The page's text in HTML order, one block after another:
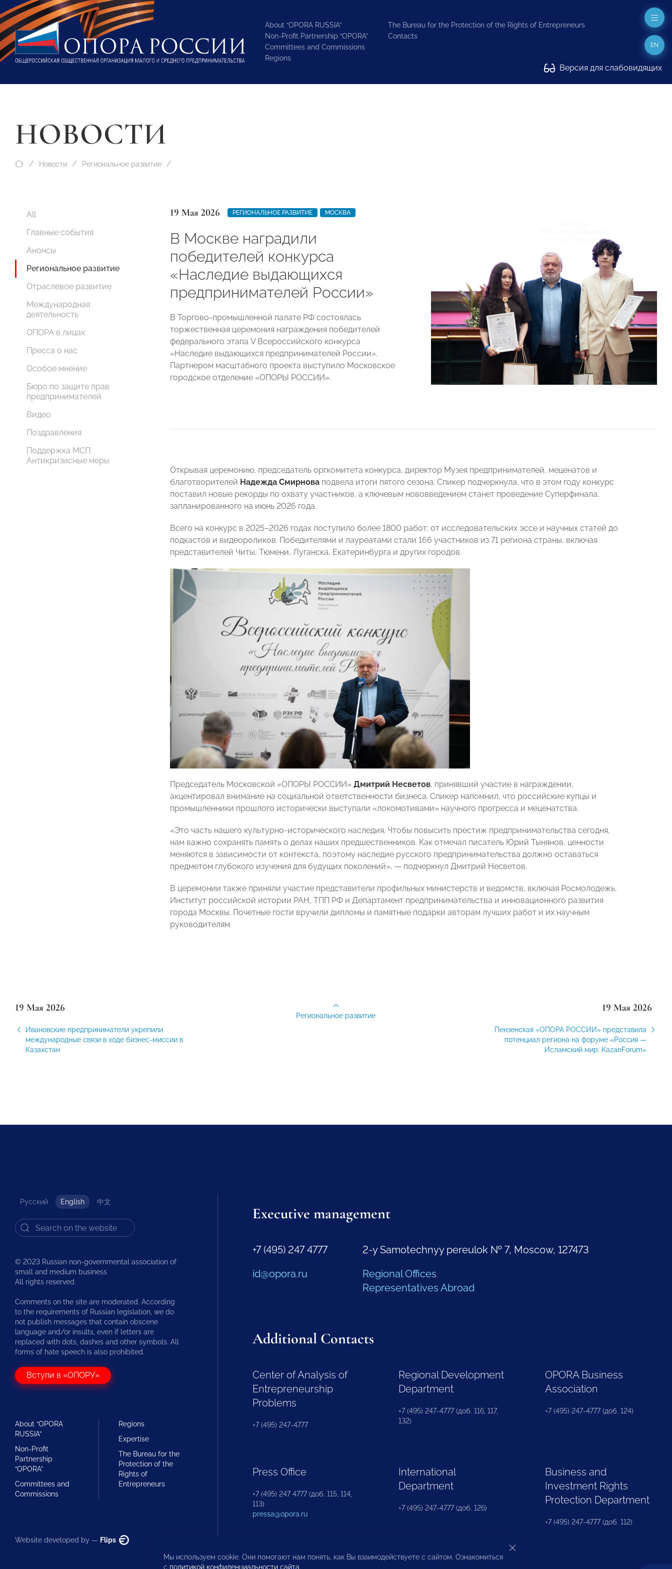
About “OPORA RUSSIA”
Non-Profit Partnership “OPORA”
Committees and Commissions
Regions
The Bureau for the Protection of the Rights of Entrepreneurs
Contacts
Версия для слабовидящих
EN
НОВОСТИ
Новости Региональное развитие
All
Главные события
Анонсы
Региональное развитие
Отраслевое развитие
Международная
деятельность
ОПОРА в лицах
Пресса о нас
Особое мнение
Бюро по защите прав
предпринимателей
Видео
Поздравления
Поддержка МСП.
Антикризисные меры
19 Мая 2026 РЕГИОНАЛЬНОЕ РАЗВИТИЕ МОСКВА
В Москве наградили
победителей конкурса
«Наследие выдающихся
предпринимателей России»
В Торгово-промышленной палате РФ состоялась
торжественная церемония награждения победителей
федерального этапа V Всероссийского конкурса
«Наследие выдающихся предпринимателей России».
Партнером масштабного проекта выступило Московское
городское отделение «ОПОРЫ РОССИИ».
Открывая церемонию, председатель оргкомитета конкурса, директор Музея предпринимателей, меценатов и
благотворителей Надежда Смирнова подвела итоги пятого сезона. Спикер подчеркнула, что в этом году конкурс
поставил новые рекорды по охвату участников, а ключевым нововведением станет проведение Суперфинала,
запланированного на июнь 2026 года.
Всего на конкурс в 2025–2026 годах поступило более 1800 работ: от исследовательских эссе и научных статей до
подкастов и видеороликов. Победителями и лауреатами стали 166 участников из 71 региона страны, включая
представителей Читы, Тюмени, Луганска, Екатеринбурга и других городов.
Председатель Московской «ОПОРЫ РОССИИ» Дмитрий Несветов, принявший участие в награждении,
акцентировал внимание на социальной ответственности бизнеса. Спикер напомнил, что российские купцы и
промышленники прошлого исторически выступали «локомотивами» научного прогресса и меценатства.
«Это часть нашего культурно-исторического наследия. Чтобы повысить престиж предпринимательства сегодня,
нам важно сохранять память о делах наших предшественников. Как отмечал писатель Юрий Тынянов, ценности
меняются в зависимости от контекста, поэтому наследие русского предпринимательства должно оставаться
предметом глубокого изучения для будущих поколений», — подчеркнул Дмитрий Несветов.
В церемонии также приняли участие представители профильных министерств и ведомств, включая Росмолодежь,
Институт российской истории РАН, ТПП РФ и Департамент предпринимательства и инновационного развития
города Москвы. Почетные гости вручили дипломы и памятные подарки авторам лучших работ и их научным
руководителям.
19 Мая 2026
Ивановские предприниматели укрепили
международные связи в ходе бизнес-миссии в
Казахстан
19 Мая 2026
Пензенская «ОПОРА РОССИИ» представила
потенциал региона на форуме «Россия —
Исламский мир: KazanForum»
Региональное развитие
Русский English 中文
© 2023 Russian non-governmental association of
small and medium business
All rights reserved.
Comments on the site are moderated. According
to the requirements of Russian legislation, we do
not publish messages that contain obscene
language and/or insults, even if letters are
replaced with dots, dashes and other symbols. All
forms of hate speech is also prohibited.
Вступи в «ОПОРУ»
About “OPORA
RUSSIA”
Non-Profit
Partnership
“OPORA”
Committees and
Commissions
Regions
Expertise
The Bureau for the
Protection of the
Rights of
Entrepreneurs
Website developed by — Flips
Executive management
+7 (495) 247 4777
id@opora.ru
2-y Samotechnyy pereulok № 7, Moscow, 127473
Regional Offices
Representatives Abroad
Additional Contacts
Center of Analysis of
Entrepreneurship
Problems
+7 (495) 247-4777
Regional Development
Department
+7 (495) 247-4777 (доб. 116, 117,
132)
OPORA Business
Association
+7 (495) 247-4777 (доб. 124)
Press Office
+7 (495) 247 4777 (доб. 115, 114,
113)
pressa@opora.ru
International
Department
+7 (495) 247-4777 (доб. 126)
Business and
Investment Rights
Protection Department
+7 (495) 247-4777 (доб. 112)
Мы используем cookie. Они помогают нам понять, как Вы взаимодействуете с сайтом. Ознакомиться
с политикой конфиденциальности сайта.